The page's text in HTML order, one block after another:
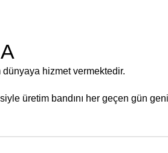
hizmet vermektedir.
üretim bandını her geçen gün